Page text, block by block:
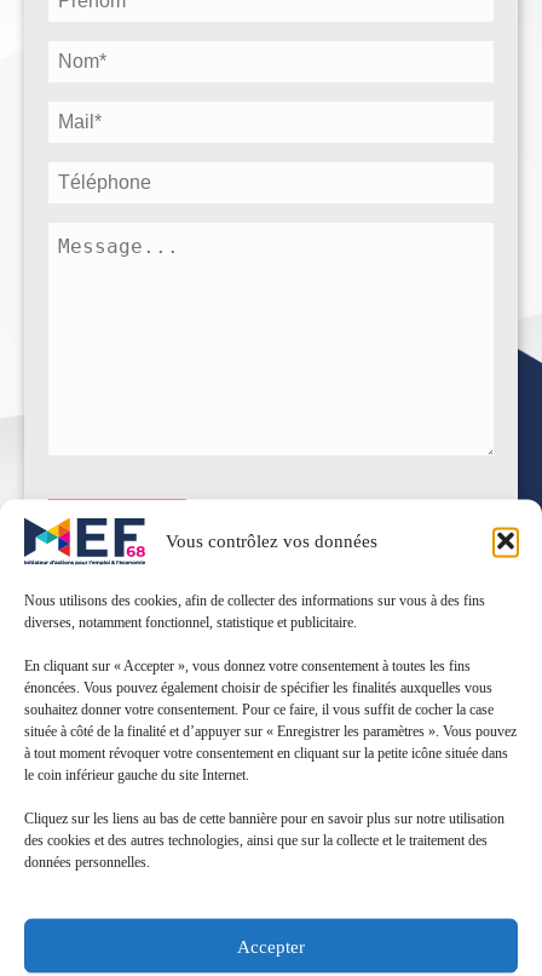
Vous contrôlez vos données
Nous utilisons des cookies, afin de collecter des informations sur vous à des fins
diverses, notamment fonctionnel, statistique et publicitaire.
En cliquant sur « Accepter », vous donnez votre consentement à toutes les fins
énoncées. Vous pouvez également choisir de spécifier les finalités auxquelles vous
souhaitez donner votre consentement. Pour ce faire, il vous suffit de cocher la case
située à côté de la finalité et d’appuyer sur « Enregistrer les paramètres ». Vous pouvez
à tout moment révoquer votre consentement en cliquant sur la petite icône située dans
le coin inférieur gauche du site Internet.
Cliquez sur les liens au bas de cette bannière pour en savoir plus sur notre utilisation
des cookies et des autres technologies, ainsi que sur la collecte et le traitement des
données personnelles.
Accepter
(Nécessaire)
Nom
(Nécessaire)
E-
mail
Téléphone
(Nécessaire)